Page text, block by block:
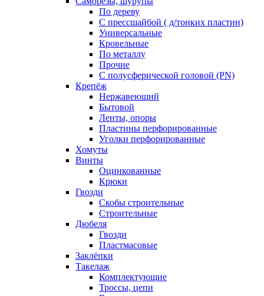
По дереву
С прессшайбой ( д/тонких пластин)
Универсальные
Кровельные
По металлу
Прочие
С полусферической головой (PN)
Крепёж
Нержавеющий
Бытовой
Ленты, опоры
Пластины перфорированные
Уголки перфорированные
Хомуты
Винты
Оцинкованные
Крюки
Гвозди
Скобы строительные
Строительные
Дюбеля
Гвозди
Пластмасовые
Заклёпки
Такелаж
Комплектующие
Троссы, цепи